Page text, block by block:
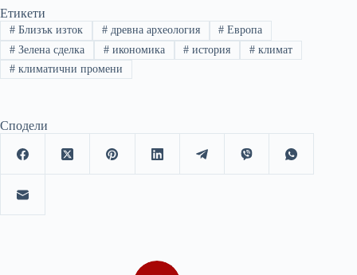
Етикети
#Близък изток #древна археология # Европа
#Зелена сделка #икономика # история # климат
#климатични промени
Сподели